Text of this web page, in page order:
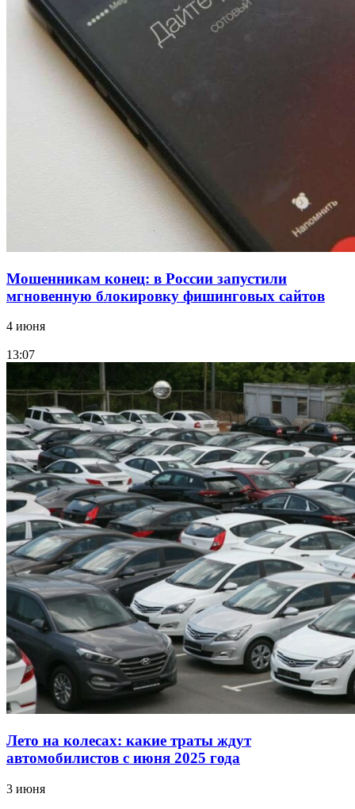
12:39
Сладкий праздник в Волгограде: в Центральном
парке прошёл фестиваль „Арбузный переполох“
Волгоградские компании нарастили экспорт:
заключены контракты на 3,6 млн долларов
Мошенникам конец: в России запустили
мгновенную блокировку фишинговых сайтов
4 июня
13:07
Лето на колесах: какие траты ждут
автомобилистов с июня 2025 года
3 июня